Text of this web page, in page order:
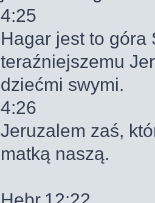
4:25
Hagar jest to góra
teraźniejszemu
dziećmi swymi.
4:26
Jeruzalem zaś,
matką naszą.